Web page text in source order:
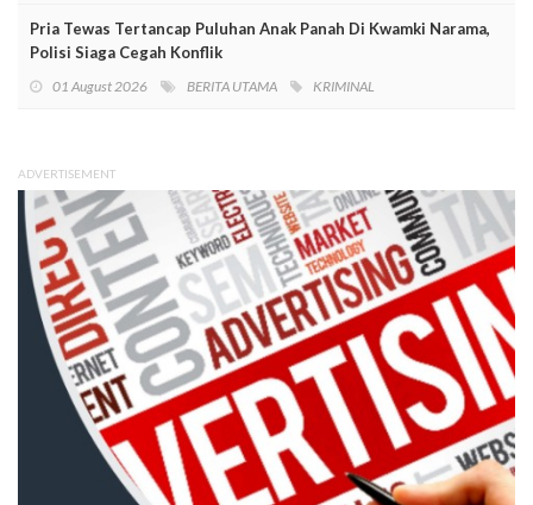
Pria Tewas Tertancap Puluhan Anak Panah Di Kwamki Narama,
Polisi Siaga Cegah Konflik
01 August 2026 BERITA UTAMA KRIMINAL
ADVERTISEMENT